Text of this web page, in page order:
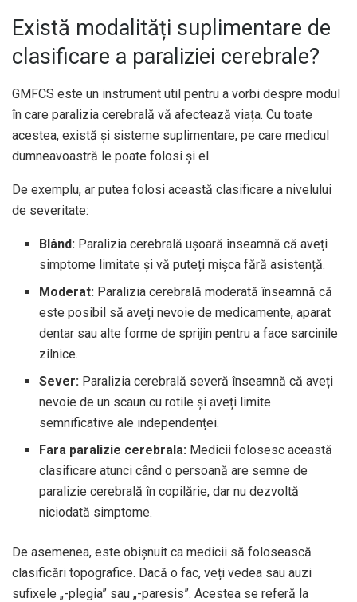
Există modalități suplimentare de
clasificare a paraliziei cerebrale?
GMFCS este un instrument util pentru a vorbi despre modul
în care paralizia cerebrală vă afectează viața. Cu toate
acestea, există și sisteme suplimentare, pe care medicul
dumneavoastră le poate folosi și el.
De exemplu, ar putea folosi această clasificare a nivelului
de severitate:
Blând: Paralizia cerebrală ușoară înseamnă că aveți
simptome limitate și vă puteți mișca fără asistență.
Moderat: Paralizia cerebrală moderată înseamnă că
este posibil să aveți nevoie de medicamente, aparat
dentar sau alte forme de sprijin pentru a face sarcinile
zilnice.
Sever: Paralizia cerebrală severă înseamnă că aveți
nevoie de un scaun cu rotile și aveți limite
semnificative ale independenței.
Fara paralizie cerebrala: Medicii folosesc această
clasificare atunci când o persoană are semne de
paralizie cerebrală în copilărie, dar nu dezvoltă
niciodată simptome.
De asemenea, este obișnuit ca medicii să folosească
clasificări topografice. Dacă o fac, veți vedea sau auzi
sufixele „-plegia” sau „-paresis”. Acestea se referă la